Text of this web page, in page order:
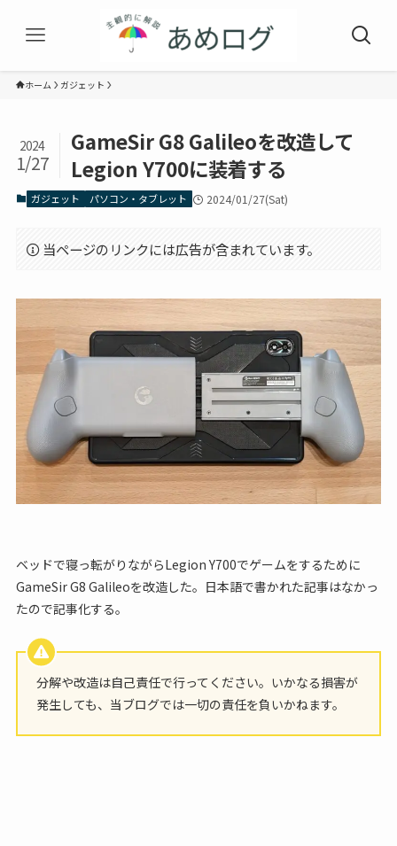
ホーム ガジェット
GameSir G8 Galileoを改造して
Legion Y700に装着する
2024
1/27
ガジェット パソコン・タブレット 2024/01/27(Sat)
当ページのリンクには広告が含まれています。
ベッドで寝っ転がりながらLegion Y700でゲームをするために
GameSir G8 Galileoを改造した。日本語で書かれた記事はなかっ
たので記事化する。
分解や改造は自己責任で行ってください。いかなる損害が
発生しても、当ブログでは一切の責任を負いかねます。